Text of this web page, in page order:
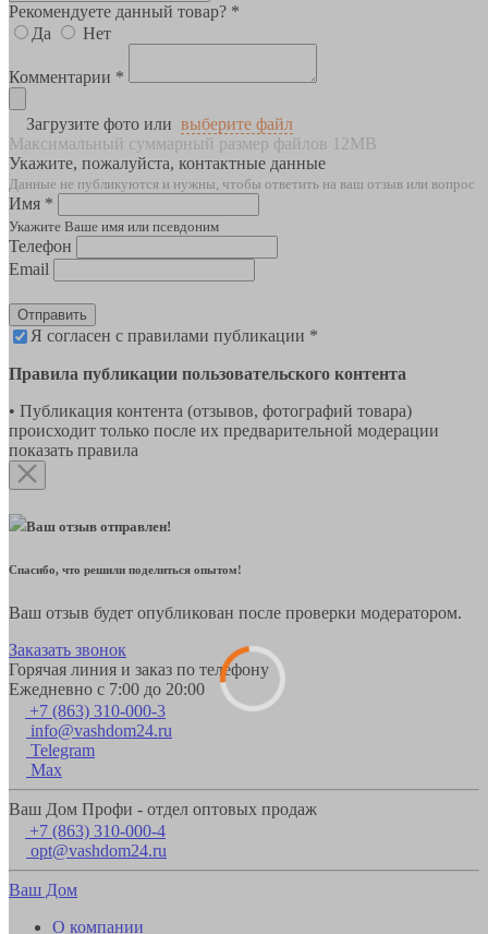
Рекомендуете данный товар? *
Да
Нет
Комментарии *
Загрузите фото или выберите файл
Максимальный суммарный размер файлов 12MB
Укажите, пожалуйста, контактные данные
Данные не публикуются и нужны, чтобы ответить на ваш отзыв или вопрос
Имя *
Укажите Ваше имя или псевдоним
Телефон
Email
Отправить
Я согласен с правилами публикации *
Правила публикации пользовательского контента
• Публикация контента (отзывов, фотографий товара)
происходит только после их предварительной модерации
показать правила
Ваш отзыв отправлен!
Спасибо, что решили поделиться опытом!
Ваш отзыв будет опубликован после проверки модератором.
Заказать звонок
Горячая линия и заказ по телефону
Ежедневно с 7:00 до 20:00
+7 (863) 310-000-3
info@vashdom24.ru
Telegram
Max
Ваш Дом Профи - отдел оптовых продаж
+7 (863) 310-000-4
opt@vashdom24.ru
Ваш Дом
О компании